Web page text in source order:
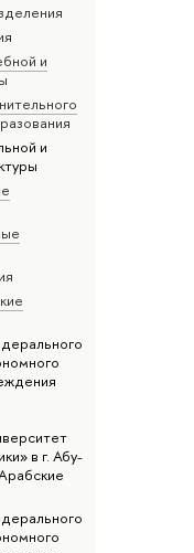
и
и
в г. Абу-